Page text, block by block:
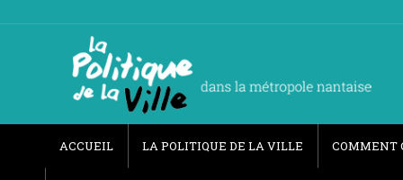
ACCUEIL LA POLITIQUE DE LA VILLE COMMENT